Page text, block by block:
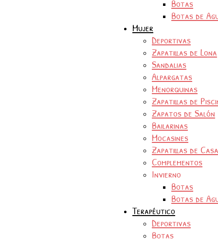
Botas
Botas de
Mujer
Deportivas
Zapatillas de Lona
Sandalias
Alpargatas
Menorquinas
Zapatillas de
Zapatos de Salón
Bailarinas
Mocasines
Zapatillas de Casa
Complementos
Invierno
Botas
Botas de
Terapéutico
Deportivas
Botas